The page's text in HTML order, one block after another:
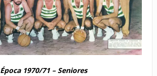
Época 1970/71 – Seniores